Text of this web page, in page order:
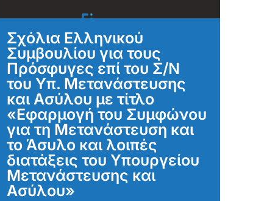
Σχόλια Ελληνικού
Συμβουλίου για τους
Πρόσφυγες επί του Σ/Ν
του Υπ. Μετανάστευσης
και Ασύλου με τίτλο
«Εφαρμογή του Συμφώνου
για τη Μετανάστευση και
το Άσυλο και λοιπές
διατάξεις του Υπουργείου
Μετανάστευσης και
Ασύλου»